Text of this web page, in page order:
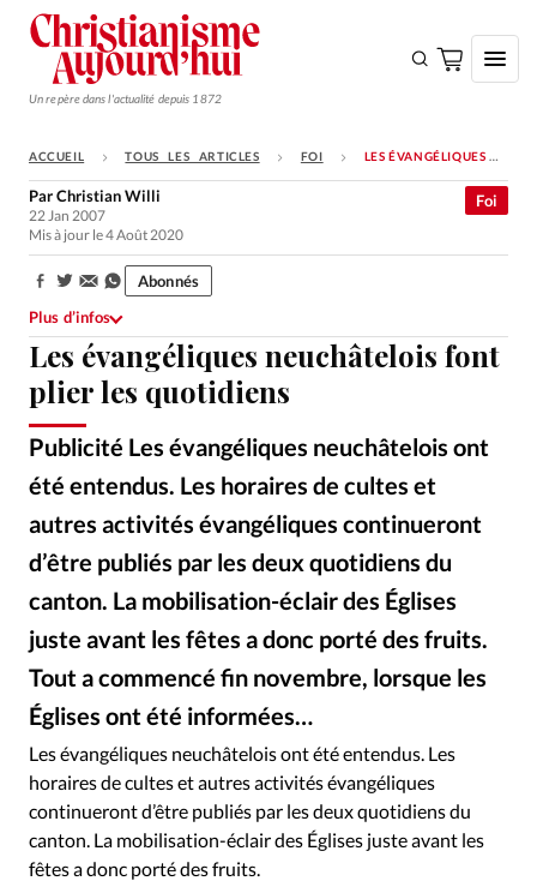
Un repère dans l'actualité depuis 1872
S'ABONNER
Monde
Opinions
Tous les articles
Faire un don
Emploi
Se connecter
Édition: Internationale
Devise:
RUBRIQUES
Tous les articles
Actualité chrétienne
Actualité internationale
Chronique
Culture
Dossier
Eglises Foi Génération réveil
Opinions
Publireportage
Relations Aujourd'hui
Société
Tour du monde des Eglises
Trait d'Ixène
Vécu
Vie Intérieure
ACCUEIL TOUS LES ARTICLES FOI LES ÉVANGÉLIQUES NEUCHÂTELOIS FONT PLIER LES QUOTIDIENS
Les évangéliques neuchâtelois font
plier les quotidiens
Publicité Les évangéliques neuchâtelois ont
été entendus. Les horaires de cultes et
autres activités évangéliques continueront
d’être publiés par les deux quotidiens du
canton. La mobilisation-éclair des Églises
juste avant les fêtes a donc porté des fruits.
Tout a commencé fin novembre, lorsque les
Églises ont été informées…
Foi
ParChristian Willi
22 Jan 2007
Mis à jour le 4 Août 2020
Partager:
Abonnés
Plus d’infos
Les évangéliques neuchâtelois ont été entendus. Les
horaires de cultes et autres activités évangéliques
continueront d’être publiés par les deux quotidiens du
canton. La mobilisation-éclair des Églises juste avant les
fêtes a donc porté des fruits.